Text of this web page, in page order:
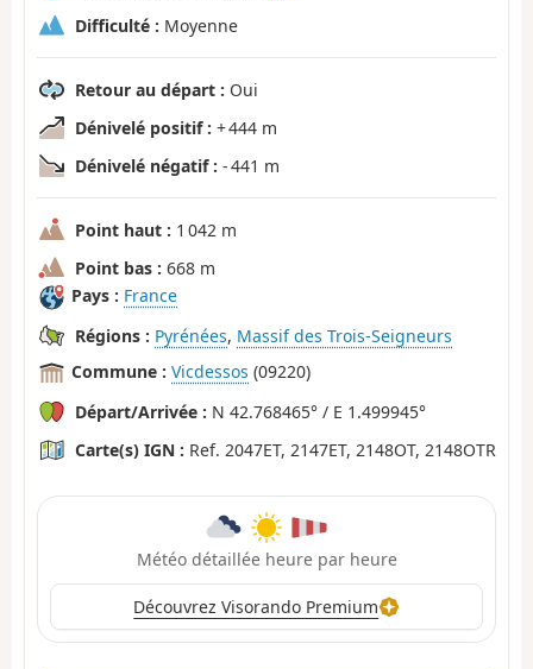
Difficulté : Moyenne
Retour au départ : Oui
Dénivelé positif : + 444 m
Dénivelé négatif : - 441 m
Point haut : 1 042 m
Point bas : 668 m
Pays : France
Régions : Pyrénées, Massif des Trois-Seigneurs
Commune : Vicdessos (09220)
Départ/Arrivée : N 42.768465° / E 1.499945°
Carte(s) IGN : Ref. 2047ET, 2147ET, 2148OT, 2148OTR
Météo détaillée heure par heure
Découvrez Visorando Premium